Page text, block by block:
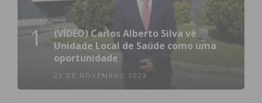
1
(VÍDEO) Carlos Alberto Silva vê
Unidade Local de Saúde como uma
oportunidade
23 DE NOVEMBRO 2023